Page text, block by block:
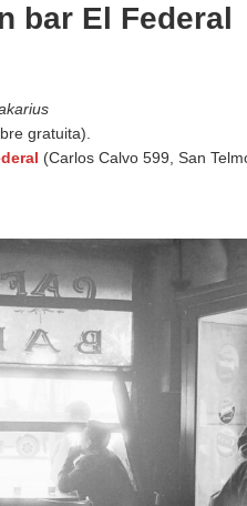
bar El Federal
gratuita).
(Carlos Calvo 599, San